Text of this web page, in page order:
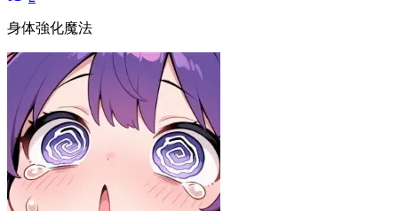
身体強化魔法